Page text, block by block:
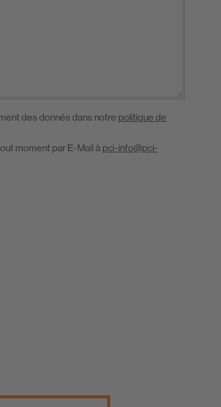
des donnés dans notre politique de
moment par E-Mail à pci-info@pci-